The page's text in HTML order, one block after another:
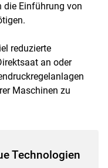
die Einführung von
reduzierte
an oder
Maschinen zu
Technologien